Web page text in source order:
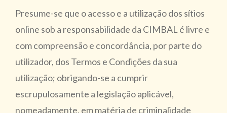
Presume-se que o acesso e a utilização dos sítios
online sob a responsabilidade da CIMBAL é livre e
com compreensão e concordância, por parte do
utilizador, dos Termos e Condições da sua
utilização; obrigando-se a cumprir
escrupulosamente a legislação aplicável,
nomeadamente, em matéria de criminalidade